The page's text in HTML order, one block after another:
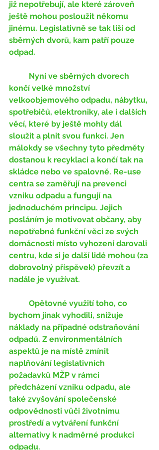
již nepotřebují, ale které zároveň
ještě mohou posloužit někomu
jinému. Legislativně se tak liší od
sběrných dvorů, kam patří pouze
odpad.
končí velké množství
velkoobjemového odpadu, nábytku,
spotřebičů, elektroniky, ale i dalších
věcí, které by ještě mohly dál
sloužit a plnit svou funkci. Jen
málokdy se všechny tyto předměty
dostanou k recyklaci a končí tak na
skládce nebo ve spalovně. Re-use
centra se zaměřují na prevenci
vzniku odpadu a fungují na
jednoduchém principu. Jejich
posláním je motivovat občany, aby
nepotřebné funkční věci ze svých
domácností místo vyhození darovali
centru, kde si je další lidé mohou (za
dobrovolný příspěvek) převzít a
nadále je využívat.
bychom jinak vyhodili, snižuje
náklady na případné odstraňování
odpadů. Z environmentálních
aspektů je na místě zmínit
naplňování legislativních
požadavků MŽP v rámci
předcházení vzniku odpadu, ale
také zvyšování společenské
odpovědnosti vůči životnímu
prostředí a vytváření funkční
alternativy k nadměrné produkci
odpadu.